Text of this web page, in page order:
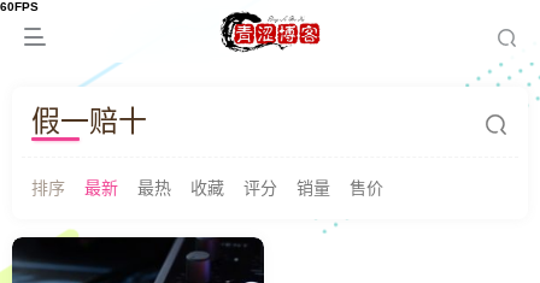
假一赔十
排序 最新 最热 收藏 评分 销量 售价